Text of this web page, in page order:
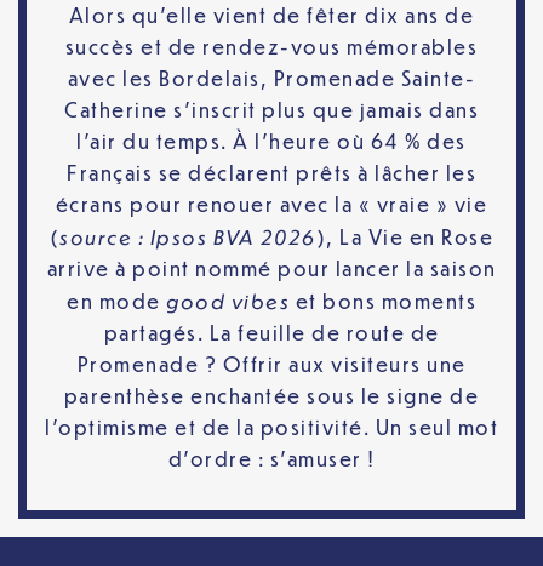
Alors qu’elle vient de fêter dix ans de
succès et de rendez-vous mémorables
avec les Bordelais, Promenade Sainte-
Catherine s’inscrit plus que jamais dans
l’air du temps. À l’heure où 64 % des
Français se déclarent prêts à lâcher les
écrans pour renouer avec la « vraie » vie
(source : Ipsos BVA 2026), La Vie en Rose
arrive à point nommé pour lancer la saison
en mode good vibes et bons moments
partagés. La feuille de route de
Promenade ? Offrir aux visiteurs une
parenthèse enchantée sous le signe de
l’optimisme et de la positivité. Un seul mot
d’ordre : s’amuser !